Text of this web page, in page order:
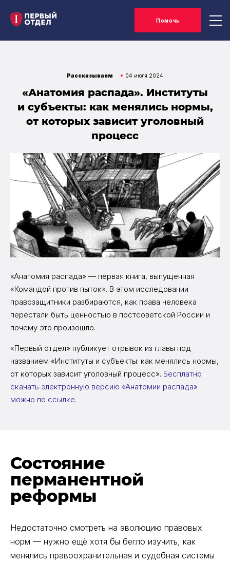
Помочь
Рассказываем 04 июля 2024
«Анатомия распада». Институты
и субъекты: как менялись нормы,
от которых зависит уголовный
процесс
«Анатомия распада» — первая книга, выпущенная
«Командой против пыток». В этом исследовании
правозащитники разбираются, как права человека
перестали быть ценностью в постсоветской России и
почему это произошло.
«Первый отдел» публикует отрывок из главы под
названием «Институты и субъекты: как менялись нормы,
от которых зависит уголовный процесс». Бесплатно
скачать электронную версию «Анатомии распада»
можно по ссылке.
Состояние
перманентной
реформы
Недостаточно смотреть на эволюцию правовых
норм — нужно ещё хотя бы бегло изучить, как
менялись правоохранительная и судебная системы